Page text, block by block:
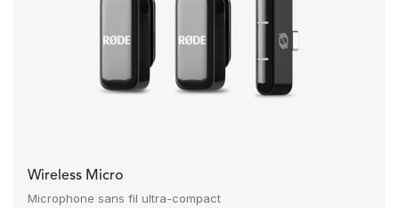
Wireless Micro
Microphone sans fil ultra-compact